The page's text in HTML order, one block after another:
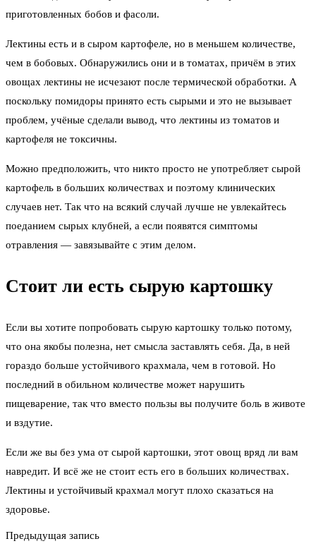
приготовленных бобов и фасоли.
Лектины есть и в сыром картофеле, но в меньшем количестве,
чем в бобовых. Обнаружились они и в томатах, причём в этих
овощах лектины не исчезают после термической обработки. А
поскольку помидоры принято есть сырыми и это не вызывает
проблем, учёные сделали вывод, что лектины из томатов и
картофеля не токсичны.
Можно предположить, что никто просто не употребляет сырой
картофель в больших количествах и поэтому клинических
случаев нет. Так что на всякий случай лучше не увлекайтесь
поеданием сырых клубней, а если появятся симптомы
отравления — завязывайте с этим делом.
Стоит ли есть сырую картошку
Если вы хотите попробовать сырую картошку только потому,
что она якобы полезна, нет смысла заставлять себя. Да, в ней
гораздо больше устойчивого крахмала, чем в готовой. Но
последний в обильном количестве может нарушить
пищеварение, так что вместо пользы вы получите боль в животе
и вздутие.
Если же вы без ума от сырой картошки, этот овощ вряд ли вам
навредит. И всё же не стоит есть его в больших количествах.
Лектины и устойчивый крахмал могут плохо сказаться на
здоровье.
Предыдущая запись